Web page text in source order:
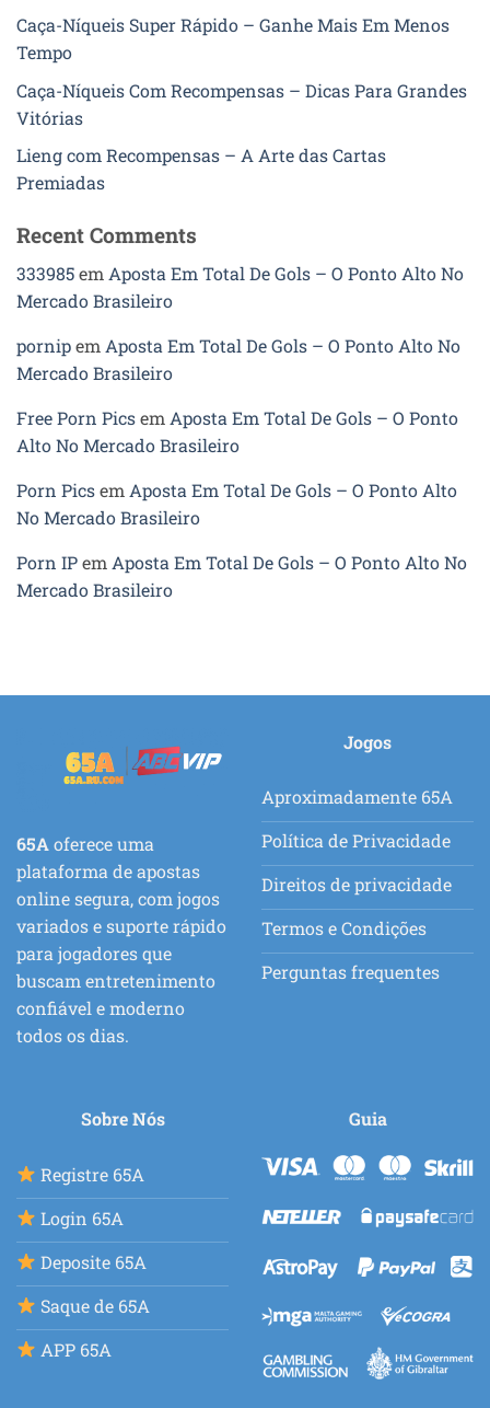
Caça-Níqueis Super Rápido – Ganhe Mais Em Menos
Tempo
Caça-Níqueis Com Recompensas – Dicas Para Grandes
Vitórias
Lieng com Recompensas – A Arte das Cartas
Premiadas
Recent Comments
333985em Aposta Em Total De Gols – O Ponto Alto No
Mercado Brasileiro
pornipem Aposta Em Total De Gols – O Ponto Alto No
Mercado Brasileiro
Free Porn Picsem Aposta Em Total De Gols – O Ponto
Alto No Mercado Brasileiro
Porn Picsem Aposta Em Total De Gols – O Ponto Alto
No Mercado Brasileiro
Porn IPem Aposta Em Total De Gols – O Ponto Alto No
Mercado Brasileiro
65Aoferece uma
plataforma de apostas
online segura, com jogos
variados e suporte rápido
para jogadores que
buscam entretenimento
confiável e moderno
todos os dias.
Jogos
Aproximadamente 65A
Política de Privacidade
Direitos de privacidade
Termos e Condições
Perguntas frequentes
Sobre Nós
Registre 65A
Login 65A
Deposite 65A
Saque de 65A
APP 65A
Guia